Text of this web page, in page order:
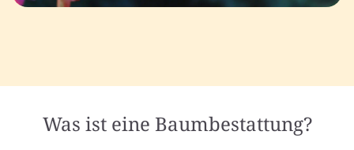
Was ist eine Baumbestattung?